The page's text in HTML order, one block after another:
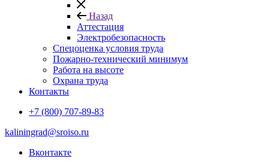
Назад
Аттестация
Электробезопасность
Спецоценка условия труда
Пожарно-технический минимум
Работа на высоте
Охрана труда
Контакты
+7 (800) 707-89-83
kaliningrad@sroiso.ru
Вконтакте